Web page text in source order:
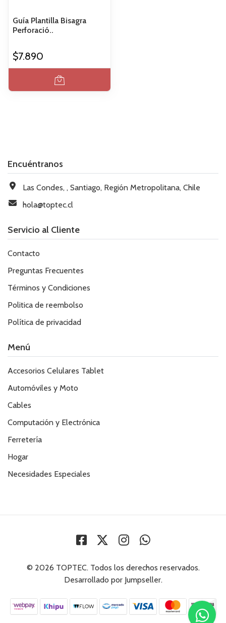
Guía Plantilla Bisagra
Perforació..
$7.890
Encuéntranos
Las Condes, , Santiago, Región Metropolitana, Chile
hola@toptec.cl
Servicio al Cliente
Contacto
Preguntas Frecuentes
Términos y Condiciones
Politica de reembolso
Política de privacidad
Menú
Accesorios Celulares Tablet
Automóviles y Moto
Cables
Computación y Electrónica
Ferretería
Hogar
Necesidades Especiales
© 2026 TOPTEC. Todos los derechos reservados.
Desarrollado por Jumpseller.